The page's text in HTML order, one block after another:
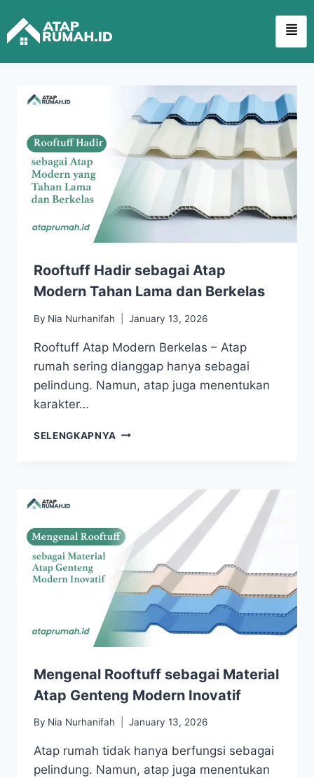
Rooftuff Hadir sebagai Atap
Modern Tahan Lama dan Berkelas
By Nia Nurhanifah January 13, 2026
Rooftuff Atap Modern Berkelas – Atap
rumah sering dianggap hanya sebagai
pelindung. Namun, atap juga menentukan
karakter…
SELENGKAPNYA
Mengenal Rooftuff sebagai Material
Atap Genteng Modern Inovatif
By Nia Nurhanifah January 13, 2026
Atap rumah tidak hanya berfungsi sebagai
pelindung. Namun, atap juga menentukan